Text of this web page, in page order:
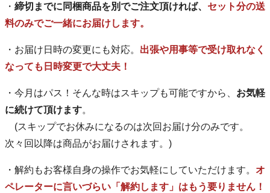
・ 締切までに同梱商品を別でご注文頂ければ、 セット分の送
料のみでご一緒にお届けします。
・お届け日時の変更にも対応。 出張や用事等で受け取れなく
なっても日時変更で大丈夫！
・今月はパス！そんな時はスキップも可能ですから、 お気軽
に続けて頂けます。
(スキップでお休みになるのは次回お届け分のみです。
次々回以降は商品がお届けされます。)
・解約もお客様自身の操作でお気軽にしていただけます。 オ
ペレーターに言いづらい「解約します」はもう要りません！